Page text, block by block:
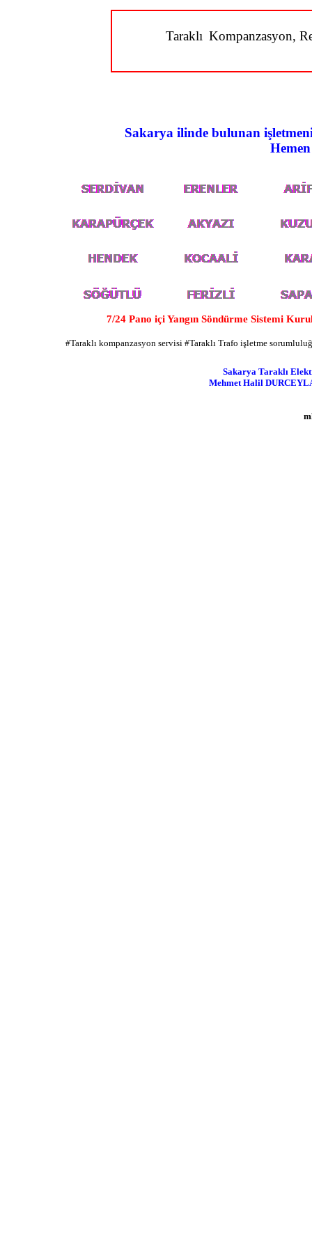
7/24 Pano içi Yangın Söndürme Sistemi
Kompanzasyon,
Taraklı
Sakarya ilinde bulunan
#Taraklı kompanzasyon servisi #Taraklı Trafo işletme
Sakarya Taraklı
Mehmet Halil